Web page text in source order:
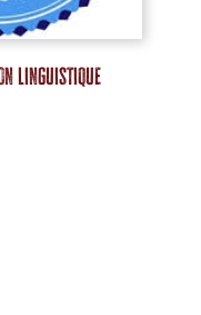
Linguistique